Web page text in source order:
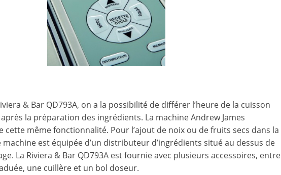
& Bar QD793A, on a la possibilité de différer l’heure de la cuisson
après la préparation des ingrédients. La machine Andrew James
cette même fonctionnalité. Pour l’ajout de noix ou de fruits secs dans la
est équipée d’un distributeur d’ingrédients situé au dessus de
La Riviera & Bar QD793A est fournie avec plusieurs accessoires, entre
une cuillère et un bol doseur.